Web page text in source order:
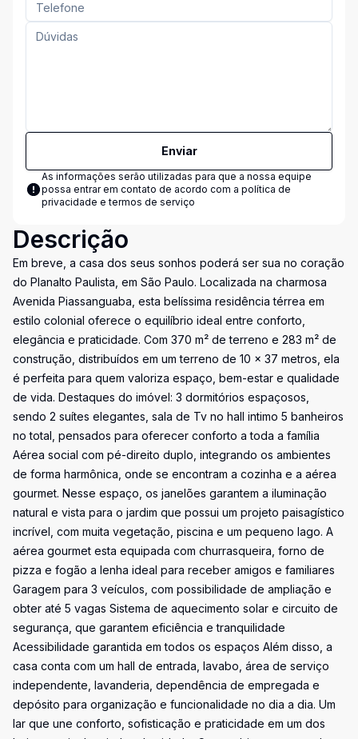
Enviar
As informações serão utilizadas para que a nossa equipe
possa entrar em contato de acordo com a política de
privacidade e termos de serviço
Descrição
Em breve, a casa dos seus sonhos poderá ser sua no coração
do Planalto Paulista, em São Paulo. Localizada na charmosa
Avenida Piassanguaba, esta belíssima residência térrea em
estilo colonial oferece o equilíbrio ideal entre conforto,
elegância e praticidade. Com 370 m² de terreno e 283 m² de
construção, distribuídos em um terreno de 10 x 37 metros, ela
é perfeita para quem valoriza espaço, bem-estar e qualidade
de vida. Destaques do imóvel: 3 dormitórios espaçosos,
sendo 2 suítes elegantes, sala de Tv no hall intimo 5 banheiros
no total, pensados para oferecer conforto a toda a família
Aérea social com pé-direito duplo, integrando os ambientes
de forma harmônica, onde se encontram a cozinha e a aérea
gourmet. Nesse espaço, os janelões garantem a iluminação
natural e vista para o jardim que possui um projeto paisagístico
incrível, com muita vegetação, piscina e um pequeno lago. A
aérea gourmet esta equipada com churrasqueira, forno de
pizza e fogão a lenha ideal para receber amigos e familiares
Garagem para 3 veículos, com possibilidade de ampliação e
obter até 5 vagas Sistema de aquecimento solar e circuito de
segurança, que garantem eficiência e tranquilidade
Acessibilidade garantida em todos os espaços Além disso, a
casa conta com um hall de entrada, lavabo, área de serviço
independente, lavanderia, dependência de empregada e
depósito para organização e funcionalidade no dia a dia. Um
lar que une conforto, sofisticação e praticidade em um dos